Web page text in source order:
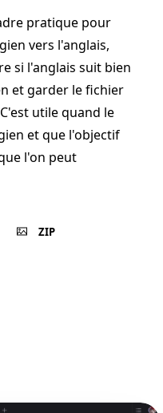
pratique pour
vers l'anglais,
si l'anglais suit bien
et garder le fichier
utile quand le
et que l'objectif
l'on peut
ZIP